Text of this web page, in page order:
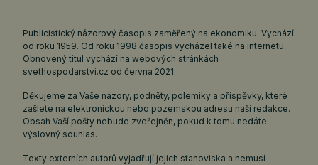
Publicistický názorový časopis zaměřený na ekonomiku. Vychází
od roku 1959. Od roku 1998 časopis vycházel také na internetu.
Obnovený titul vychází na webových stránkách
svethospodarstvi.cz od června 2021.
Děkujeme za Vaše názory, podněty, polemiky a příspěvky, které
zašlete na elektronickou nebo pozemskou adresu naší redakce.
Obsah Vaší pošty nebude zveřejněn, pokud k tomu nedáte
výslovný souhlas.
Texty externích autorů vyjadřují jejich stanoviska a nemusí